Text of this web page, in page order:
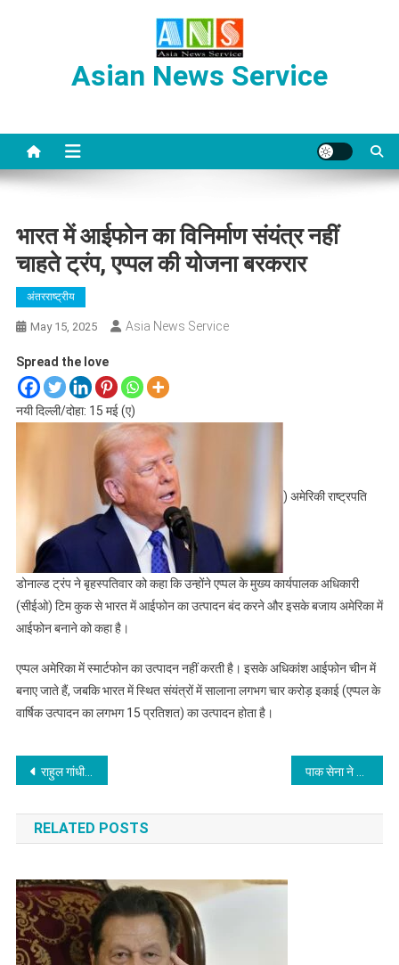
Asian News Service
भारत में आईफोन का विनिर्माण संयंत्र नहीं
चाहते ट्रंप, एप्पल की योजना बरकरार
अंतरराष्ट्रीय
May 15, 2025 Asia News Service
Spread the love
नयी दिल्ली/दोहा: 15 मई (ए)
) अमेरिकी राष्ट्रपति
डोनाल्ड ट्रंप ने बृहस्पतिवार को कहा कि उन्होंने एप्पल के मुख्य कार्यपालक अधिकारी
(सीईओ) टिम कुक से भारत में आईफोन का उत्पादन बंद करने और इसके बजाय अमेरिका में
आईफोन बनाने को कहा है।
एप्पल अमेरिका में स्मार्टफोन का उत्पादन नहीं करती है। इसके अधिकांश आईफोन चीन में
बनाए जाते हैं, जबकि भारत में स्थित संयंत्रों में सालाना लगभग चार करोड़ इकाई (एप्पल के
वार्षिक उत्पादन का लगभग 15 प्रतिशत) का उत्पादन होता है।
Post
navigation
राहुल गांधी ने पटना के सिनेमाघर में फिल्म ‘फुले’ देखी
RELATED POSTS